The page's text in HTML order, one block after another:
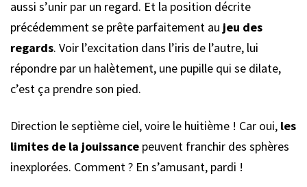
aussi s’unir par un regard. Et la position décrite
précédemment se prête parfaitement au jeu des
regards. Voir l’excitation dans l’iris de l’autre, lui
répondre par un halètement, une pupille qui se dilate,
c’est ça prendre son pied.
Direction le septième ciel, voire le huitième ! Car oui, les
limites de la jouissance peuvent franchir des sphères
inexplorées. Comment ? En s’amusant, pardi !